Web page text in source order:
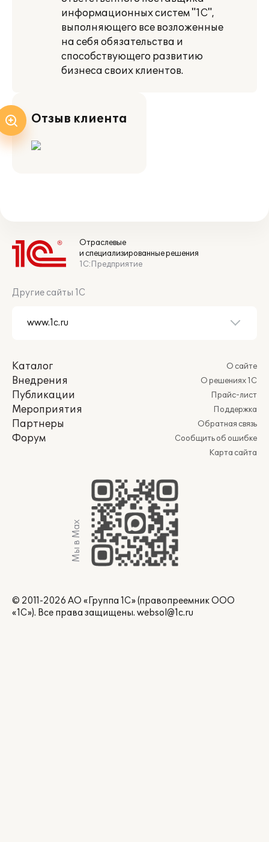
информационных систем "1С",
выполняющего все возложенные
на себя обязательства и
способствующего развитию
бизнеса своих клиентов.
Отзыв клиента
Отраслевые
и специализированные решения
1С:Предприятие
Другие сайты 1С
Каталог
Внедрения
Публикации
Мероприятия
Партнеры
Форум
О сайте
О решениях 1С
Прайс-лист
Поддержка
Обратная связь
Сообщить об ошибке
Карта сайта
Мы в Max
© 2011-2026 АО «Группа 1С» (правопреемник ООО
«1С»). Все права защищены. websol@1c.ru